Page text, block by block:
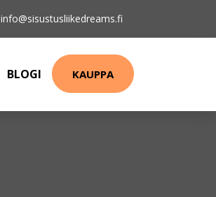
info@sisustusliikedreams.fi
BLOGI KAUPPA